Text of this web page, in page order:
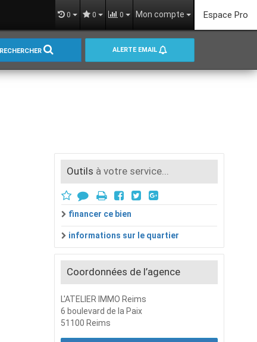
0 0 0 Mon compte Espace Pro
RECHERCHER ALERTE EMAIL
Outils à votre service...
financer ce bien
informations sur le quartier
Coordonnées de l’agence
L'ATELIER IMMO Reims
6 boulevard de la Paix
51100 Reims